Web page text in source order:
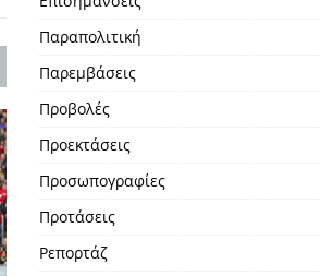
Παραπολιτική
Παρεμβάσεις
Προβολές
Προεκτάσεις
Προσωπογραφίες
Προτάσεις
Ρεπορτάζ